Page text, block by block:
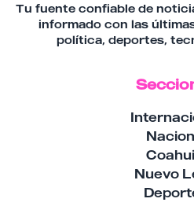
Tu fuente confiable de
informado con las
política, deportes,
Nuevo